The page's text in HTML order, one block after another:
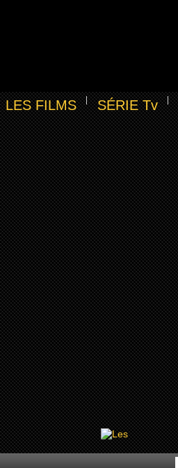
LES FILMS SÉRIE Tv